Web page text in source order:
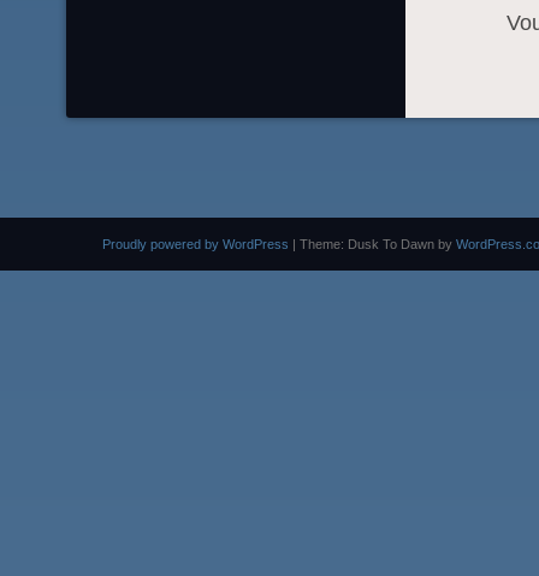
Proudly powered by WordPress | Theme: Dusk To Dawn by